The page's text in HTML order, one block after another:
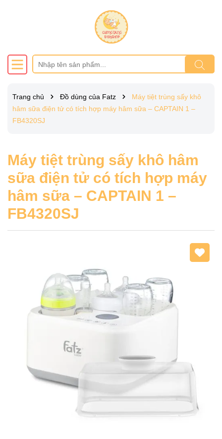
Trang chủ Đồ dùng của Fatz
Máy tiệt trùng sấy khô
hâm sữa điện tử có tích hợp máy hâm sữa – CAPTAIN 1 –
FB4320SJ
Máy tiệt trùng sấy khô hâm
sữa điện tử có tích hợp máy
hâm sữa – CAPTAIN 1 –
FB4320SJ
Mã giảm giá:
Điều kiện: